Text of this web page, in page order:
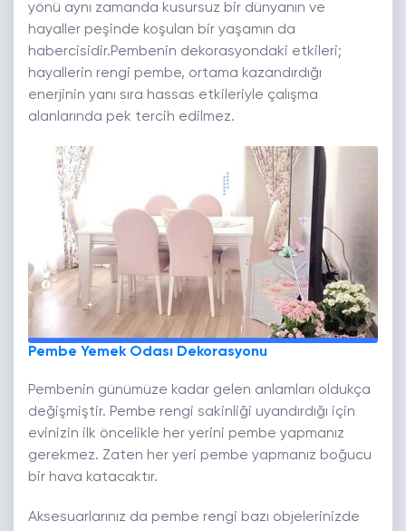
yönü aynı zamanda kusursuz bir dünyanın ve
hayaller peşinde koşulan bir yaşamın da
habercisidir.Pembenin dekorasyondaki etkileri;
hayallerin rengi pembe, ortama kazandırdığı
enerjinin yanı sıra hassas etkileriyle çalışma
alanlarında pek tercih edilmez.
Pembe Yemek Odası Dekorasyonu
Pembenin günümüze kadar gelen anlamları oldukça
değişmiştir. Pembe rengi sakinliği uyandırdığı için
evinizin ilk öncelikle her yerini pembe yapmanız
gerekmez. Zaten her yeri pembe yapmanız boğucu
bir hava katacaktır.
Aksesuarlarınız da pembe rengi bazı objelerinizde